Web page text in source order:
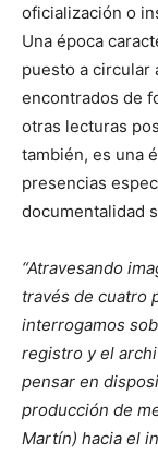
oficialización o
Una época
puesto a circular
encontrados de
otras lecturas
también, es una
presencias
documentalidad
“Atravesando
través de cuatro
interrogamos
registro y el
pensar en
producción de
Martín) hacia el